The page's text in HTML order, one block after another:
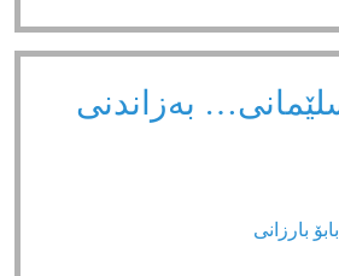
بەزاندنی
بارزانی